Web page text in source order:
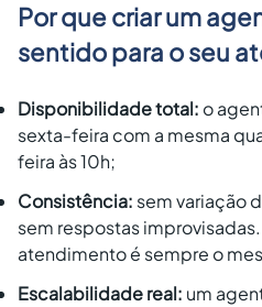
Por que criar um
sentido para o seu
Disponibilidade total: o
sexta-feira com a mesma
feira às 10h;
Consistência: sem variação
sem respostas
atendimento é sempre o
Escalabilidade real: um